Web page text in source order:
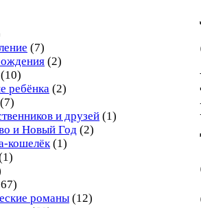
(7)
(2)
(10)
ребёнка (2)
(7)
и друзей (1)
и Новый Год (2)
кошелёк (1)
романы (12)